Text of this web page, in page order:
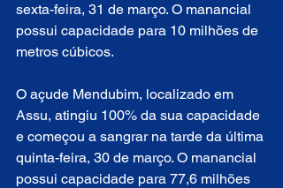
sexta-feira, 31 de março. O manancial
possui capacidade para 10 milhões de
metros cúbicos.
O açude Mendubim, localizado em
Assu, atingiu 100% da sua capacidade
e começou a sangrar na tarde da última
quinta-feira, 30 de março. O manancial
possui capacidade para 77,6 milhões